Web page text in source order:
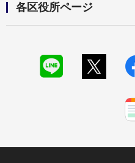
各区役所ページ